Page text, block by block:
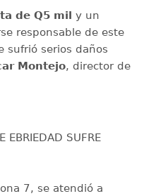
de Q5 mil y un
responsable de este
sufrió serios daños
Montejo, director de
EBRIEDAD SUFRE
7, se atendió a